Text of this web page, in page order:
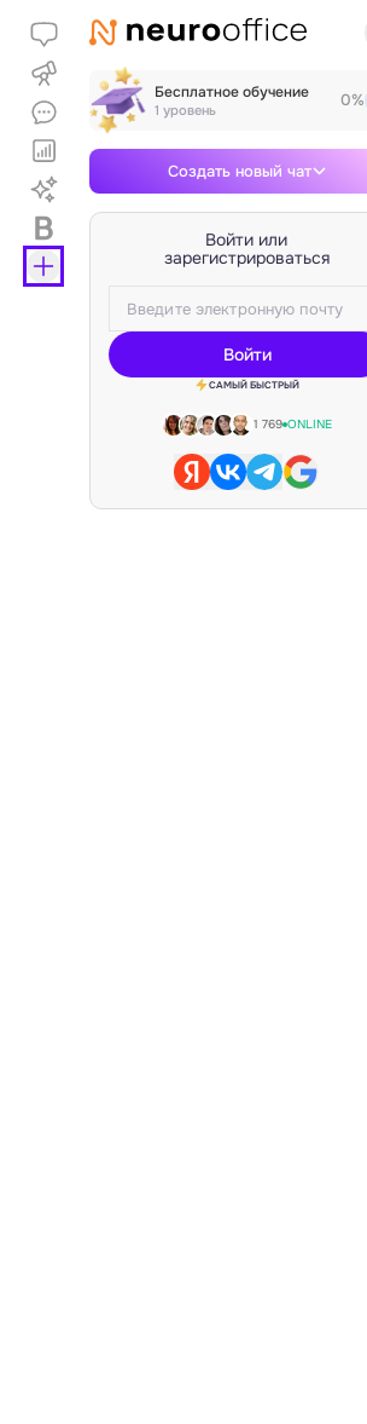
Бесплатное обучение
1 уровень 0%
Создать новый чат
Войти или
зарегистрироваться
Войти
САМЫЙ БЫСТРЫЙ
1 769 ONLINE